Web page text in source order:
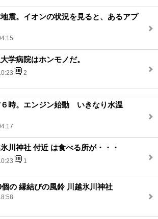
震。イオンの状況を見ると、あるアプ
学病院はホンモノだ。
2
時。エンジン始動 いきなり水温
川神社 付近 は食べる所が・・・
1
個の 縁結びの風鈴 川越氷川神社